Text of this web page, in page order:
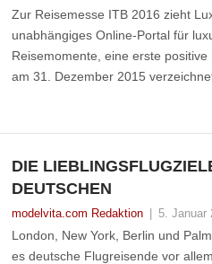
Zur Reisemesse ITB 2016 zieht
unabhängiges Online-Portal für
Reisemomente, eine erste
am 31. Dezember 2015
DIE
DEUTSCHEN
modelvita.com Redaktion 5. Januar
London, New York, Berlin und
es deutsche Flugreisende vor